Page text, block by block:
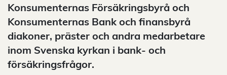
Konsumenternas Försäkringsbyrå och
Konsumenternas Bank och finansbyrå
diakoner, präster och andra medarbetare
inom Svenska kyrkan i bank- och
försäkringsfrågor.